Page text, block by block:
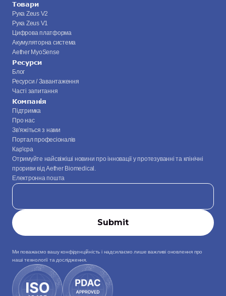
Товари
Рука Zeus V2
Рука Zeus V1
Цифрова платформа
Акумуляторна система
Aether MyoSense
Ресурси
Блог
Ресурси / Завантаження
Часті запитання
Компанія
Підтримка
Про нас
Зв’яжіться з нами
Портал професіоналів
Кар'єра
Отримуйте найсвіжіші новини про інновації у протезуванні та клінічні
прориви від Aether Biomedical.
Електронна пошта
Ми поважаємо вашу конфіденційність і надсилаємо лише важливі оновлення про
наші технології та дослідження.